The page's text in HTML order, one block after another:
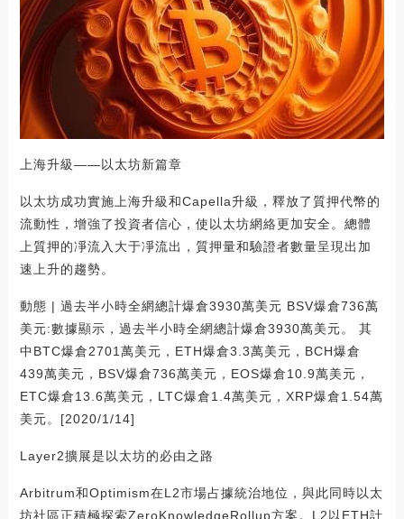
上海升級——以太坊新篇章
以太坊成功實施上海升級和Capella升級，釋放了質押代幣的
流動性，增強了投資者信心，使以太坊網絡更加安全。總體
上質押的凈流入大于凈流出，質押量和驗證者數量呈現出加
速上升的趨勢。
動態 | 過去半小時全網總計爆倉3930萬美元 BSV爆倉736萬
美元:數據顯示，過去半小時全網總計爆倉3930萬美元。 其
中BTC爆倉2701萬美元，ETH爆倉3.3萬美元，BCH爆倉
439萬美元，BSV爆倉736萬美元，EOS爆倉10.9萬美元，
ETC爆倉13.6萬美元，LTC爆倉1.4萬美元，XRP爆倉1.54萬
美元。[2020/1/14]
Layer2擴展是以太坊的必由之路
Arbitrum和Optimism在L2市場占據統治地位，與此同時以太
坊社區正積極探索ZeroKnowledgeRollup方案。L2以ETH計